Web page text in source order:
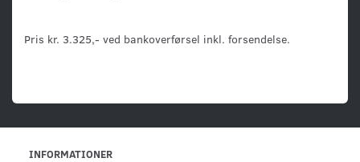
Pris kr. 3.325,- ved bankoverførsel inkl. forsendelse.
INFORMATIONER